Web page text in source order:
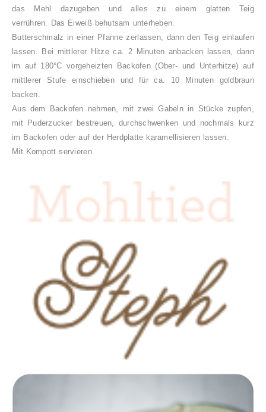
das Mehl dazugeben und alles zu einem glatten Teig
verrühren. Das Eiweiß behutsam unterheben.
Butterschmalz in einer Pfanne zerlassen, dann den Teig einlaufen
lassen. Bei mittlerer Hitze ca. 2 Minuten anbacken lassen, dann
im auf 180°C vorgeheizten Backofen (Ober- und Unterhitze) auf
mittlerer Stufe einschieben und für ca. 10 Minuten goldbraun
backen.
Aus dem Backofen nehmen, mit zwei Gabeln in Stücke zupfen,
mit Puderzucker bestreuen, durchschwenken und nochmals kurz
im Backofen oder auf der Herdplatte karamellisieren lassen.
Mit Kompott servieren.